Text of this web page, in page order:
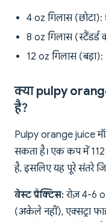
4 oz गिलास (छोटा):
8 oz गिलास (स्टैंडर्ड
12 oz गिलास (बड़ा):
क्या pulpy
है?
Pulpy orange juice
सकता है। एक कप में 112
है, इसलिए यह पूरे संतरे
बेस्ट प्रैक्टिस:रोज़ 4-6
(अकेले नहीं), एक्सट्रा